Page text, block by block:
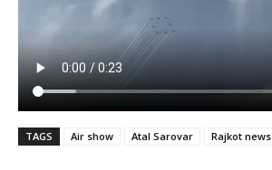
TAGS Air show Atal Sarovar Rajkot news